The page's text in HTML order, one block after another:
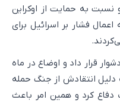
نسبت به حمایت از اوکراین
فشار بر اسرائیل برای
قرار داد و اوضاع در ماه
دلیل انتقادش از جنگ حمله
دفاع کرد و همین امر باعث